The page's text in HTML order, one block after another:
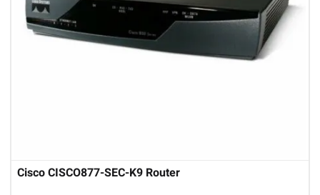
Cisco CISCO877-SEC-K9 Router